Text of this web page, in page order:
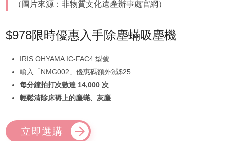
（圖片來源：非物質文化遺產辦事處官網）
$978限時優惠入手除塵蟎吸塵機
IRIS OHYAMA IC-FAC4 型號
輸入「NMG002」優惠碼額外減$25
每分鐘拍打次數達 14,000 次
輕鬆清除床褥上的塵蟎、灰塵
立即選購